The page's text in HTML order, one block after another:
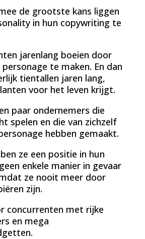
de grootste kans liggen
in hun copywriting te
jarenlang boeien door
te maken. En dan
tientallen jaren lang,
voor het leven krijgt.
paar ondernemers die
spelen en die van zichzelf
hebben gemaakt.
ze een positie in hun
enkele manier in gevaar
ze nooit meer door
zijn.
concurrenten met rijke
en mega